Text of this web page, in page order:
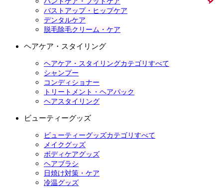
バストアップ・ヒップケア
デンタルケア
脱毛除毛クリーム・ケア
ヘアケア・スタイリング
ヘアケア・スタイリングカテゴリすべて
シャンプー
コンディショナー
トリートメント・ヘアパック
ヘアスタイリング
ビューティーグッズ
ビューティーグッズカテゴリすべて
メイクグッズ
ボディケアグッズ
ヘアブラシ
日焼け対策・ケア
冷温グッズ